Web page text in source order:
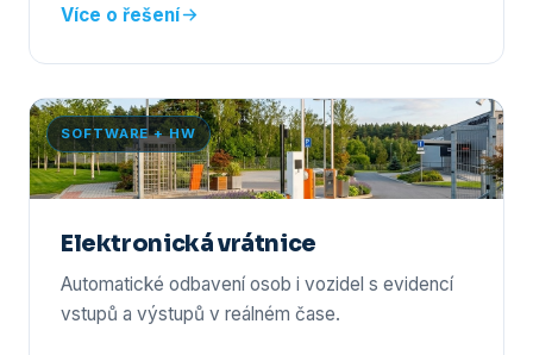
Více o řešení
SOFTWARE + HW
Elektronická vrátnice
Automatické odbavení osob i vozidel s evidencí
vstupů a výstupů v reálném čase.